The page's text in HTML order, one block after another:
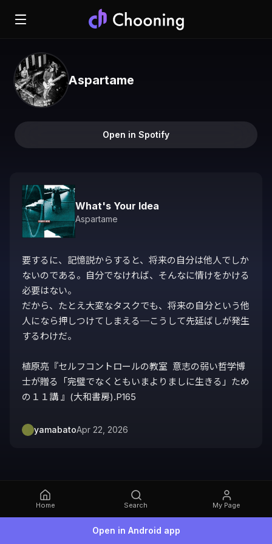
Home Search My Page
Open in Android app
Aspartame
Open in Spotify
What's Your Idea
Aspartame
要するに、記憶説からすると、将来の自分は他人でしか
ないのである。自分でなければ、そんなに情けをかける
必要はない。
だから、たとえ大変なタスクでも、将来の自分という他
人になら押しつけてしまえる─こうして先延ばしが発生
するわけだ。
植原亮『セルフコントロールの教室  意志の弱い哲学博
士が贈る「完璧でなくともいまよりましに生きる」ため
の１１講 』(大和書房).P165
yamabatoApr 22, 2026